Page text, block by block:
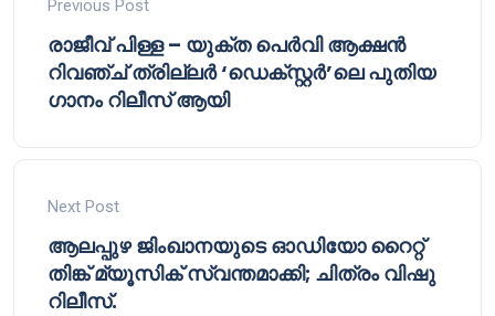
Previous Post
രാജീവ് പിള്ള – യുക്ത പെർവി ആക്ഷൻ
റിവഞ്ച് ത്രില്ലർ ‘ഡെക്സ്റ്റർ’ലെ പുതിയ
ഗാനം റിലീസ് ആയി
Next Post
ആലപ്പുഴ ജിംഖാനയുടെ ഓഡിയോ റൈറ്റ്
തിങ്ക് മ്യൂസിക് സ്വന്തമാക്കി; ചിത്രം വിഷു
റിലീസ്.